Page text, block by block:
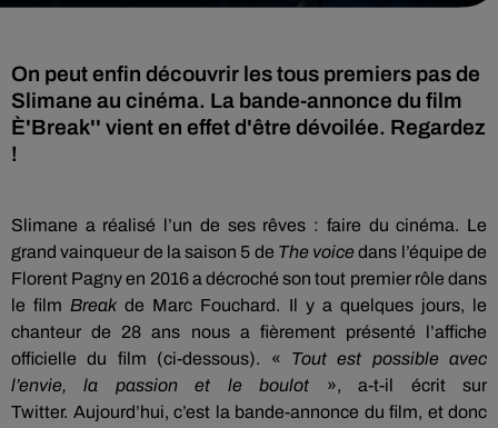
On peut enfin découvrir les tous premiers pas de
Slimane au cinéma. La bande-annonce du film
È'Break'' vient en effet d'être dévoilée. Regardez
!
Slimane a réalisé l’un de ses rêves : faire du cinéma. Le
grand vainqueur de la saison 5 de The voice dans l’équipe de
Florent Pagny en 2016 a décroché son tout premier rôle dans
le film Break de Marc Fouchard. Il y a quelques jours, le
chanteur de 28 ans nous a fièrement présenté l’affiche
officielle du film
(ci-dessous). « Tout est possible avec
l’envie, la passion et le boulot », a-t-il écrit sur
Twitter. Aujourd’hui, c’est la bande-annonce du film, et donc